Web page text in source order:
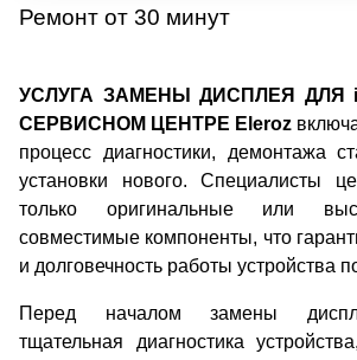
Ремонт от 30 минут
УСЛУГА ЗАМЕНЫ ДИСПЛЕЯ ДЛЯ
СЕРВИСНОМ ЦЕНТРЕ Eleroz
процесс диагностики, демонтажа
установки нового. Специалисты
только оригинальные или
совместимые компоненты, что
и долговечность работы устройства
Перед началом замены
тщательная диагностика